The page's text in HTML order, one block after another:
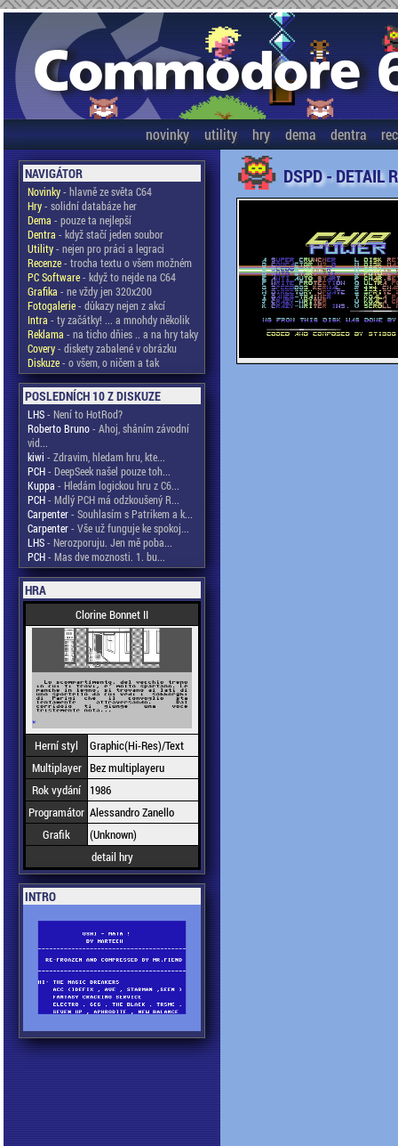
novinky utility hry dema dentra
NAVIGÁTOR
Novinky- hlavně ze světa C64
Hry- solidní databáze her
Dema - pouze ta nejlepší
Dentra - když stačí jeden soubor
Utility- nejen pro práci a legraci
Recenze- trocha textu o všem možném
PC Software- když to nejde na C64
Grafika - ne vždy jen 320x200
Fotogalerie- důkazy nejen z akcí
Intra - ty začátky! ... a mnohdy několik
Reklama - na ticho dňies .. a na hry taky
Covery- diskety zabalené v obrázku
Diskuze- o všem, o ničem a tak
POSLEDNÍCH 10 Z DISKUZE
LHS- Není to HotRod?
Roberto Bruno- Ahoj, sháním závodní
vid...
kiwi - Zdravim, hledam hru, kte...
PCH- DeepSeek našel pouze toh...
Kuppa - Hledám logickou hru z C6...
PCH- Mdlý PCH má odzkoušený R...
Carpenter- Souhlasím s Patrikem a k...
Carpenter- Vše už funguje ke spokoj...
LHS- Nerozporuju. Jen mě poba...
PCH- Mas dve moznosti. 1. bu...
HRA
Clorine Bonnet II
Herní styl
Graphic(Hi-Res)/Text
Multiplayer Bez multiplayeru
Rok vydání
1986
Programátor Alessandro Zanello
Grafik
(Unknown)
detail hry
INTRO
DSPD - DETAIL